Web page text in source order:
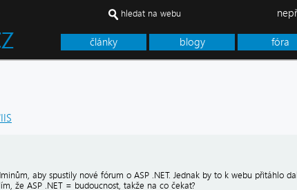
články blogy fóra
hledat na webu
aby spustily nové fórum o ASP .NET. Jednak by to k webu přitáhlo
že ASP .NET = budoucnost, takže na co čekat?